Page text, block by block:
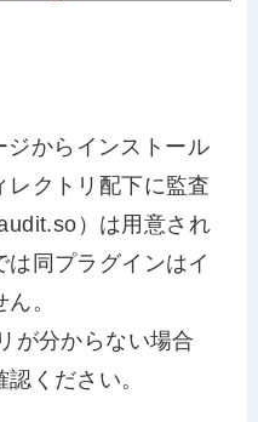
からインストール
レクトリ配下に監査
）は用意され
同プラグインはイ
。
が分からない場合
ください。